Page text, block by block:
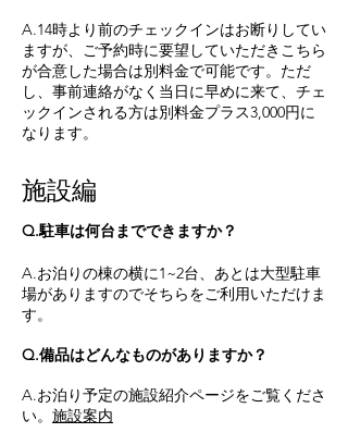
​A.14時より前のチェックインはお断りしてい
ますが、ご予約時に要望していただきこちら
が合意した場合は別料金で可能です。ただ
し、事前連絡がなく当日に早めに来て、チェ
ックインされる方は別料金プラス3,000円に
なります。
施設編
Q.駐車は何台までできますか？
A.お泊りの棟の横に1~2台、あとは大型駐車
場がありますのでそちらをご利用いただけま
す。
Q.備品はどんなものがありますか？
A.お泊り予定の施設紹介ページをご覧くださ
い。 施設案内